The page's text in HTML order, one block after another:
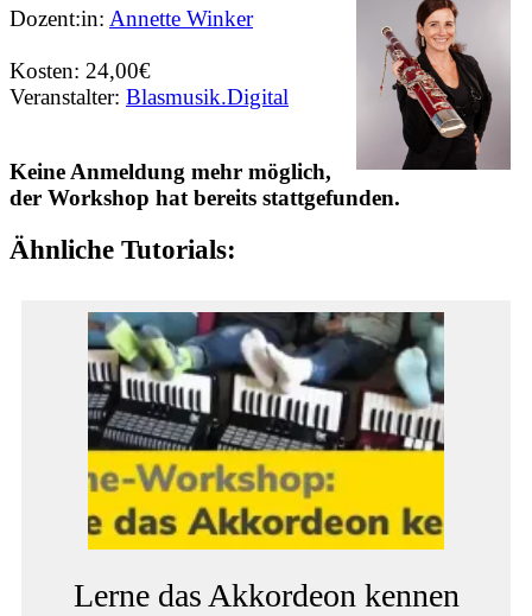
Dozent:in: Annette Winker
Kosten: 24,00€
Veranstalter: Blasmusik.Digital
Keine Anmeldung mehr möglich,
der Workshop hat bereits stattgefunden.
Ähnliche Tutorials:
Lerne das Akkordeon kennen